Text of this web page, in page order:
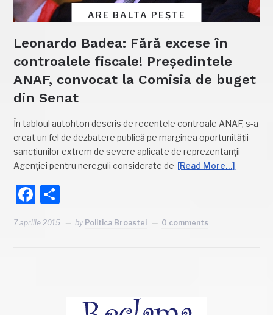
ARE BALTA PEȘTE
Leonardo Badea: Fără excese în
controalele fiscale! Președintele
ANAF, convocat la Comisia de buget
din Senat
În tabloul autohton descris de recentele controale ANAF, s-a
creat un fel de dezbatere publică pe marginea oportunității
sancțiunilor extrem de severe aplicate de reprezentanții
Agenției pentru nereguli considerate de [Read More…]
Facebook
7 aprilie 2015 by Politica Broastei 0 comments